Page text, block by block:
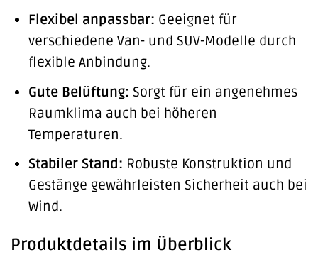
Flexibel anpassbar: Geeignet für
verschiedene Van- und SUV-Modelle durch
flexible Anbindung.
Gute Belüftung: Sorgt für ein angenehmes
Raumklima auch bei höheren
Temperaturen.
Stabiler Stand: Robuste Konstruktion und
Gestänge gewährleisten Sicherheit auch bei
Wind.
Produktdetails im Überblick